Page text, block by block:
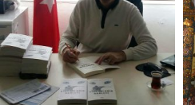
başladığınızdan ve ne kadar
zamandır yazdığınızdan bahseder
misiniz biraz? Klasik bir söylem...